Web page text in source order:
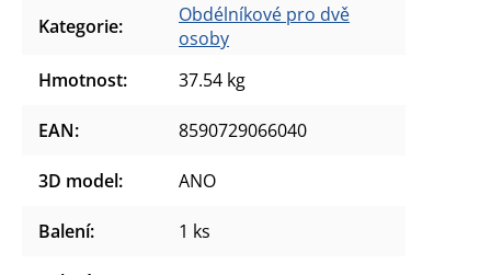
Kategorie:
Obdélníkové pro dvě
osoby
Hmotnost: 37.54 kg
EAN: 8590729066040
3D model: ANO
Balení: 1 ks